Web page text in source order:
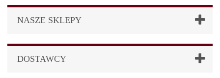
NASZE SKLEPY
DOSTAWCY